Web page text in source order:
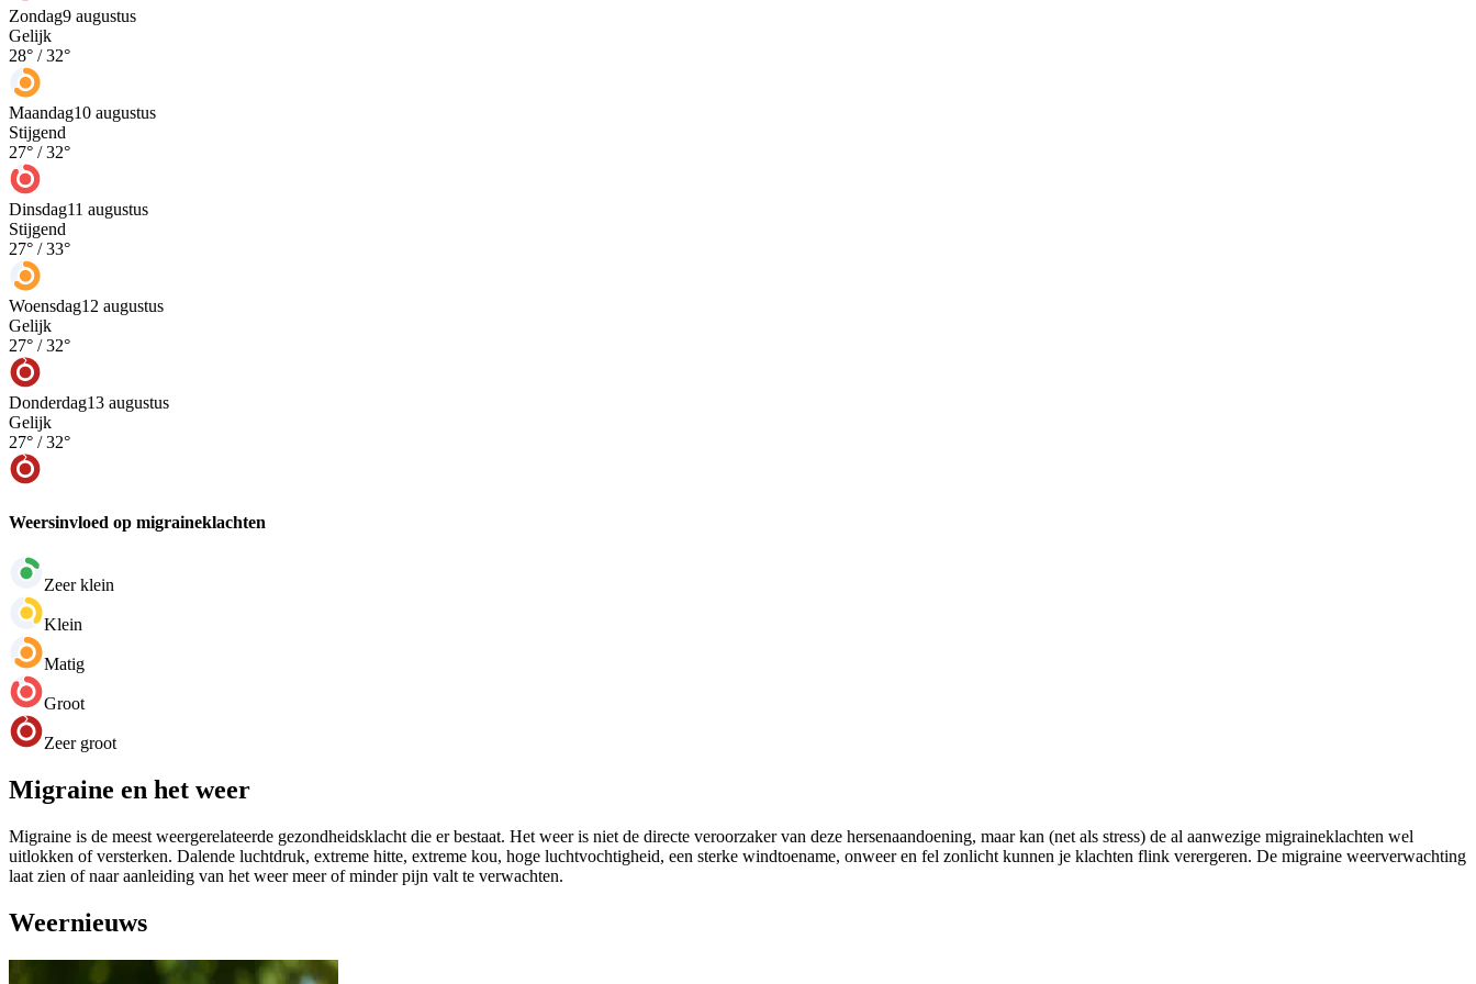
Zondag9 augustus
Gelijk
28° /32°
Maandag10 augustus
Stijgend
27° /32°
Dinsdag11 augustus
Stijgend
27° /33°
Woensdag12 augustus
Gelijk
27° /32°
Donderdag13 augustus
Gelijk
27° /32°
Weersinvloed op migraineklachten
Zeer klein
Klein
Matig
Groot
Zeer groot
Migraine en het weer
Migraine is de meest weergerelateerde gezondheidsklacht die er bestaat. Het weer is niet de directe veroorzaker van deze hersenaandoening, maar kan (net als stress) de al aanwezige migraineklachten wel
uitlokken of versterken. Dalende luchtdruk, extreme hitte, extreme kou, hoge luchtvochtigheid, een sterke windtoename, onweer en fel zonlicht kunnen je klachten flink verergeren. De migraine weerverwachting
laat zien of naar aanleiding van het weer meer of minder pijn valt te verwachten.
Weernieuws